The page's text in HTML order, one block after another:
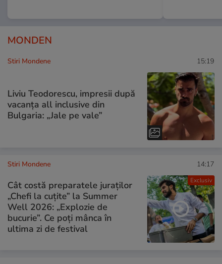
MONDEN
Stiri Mondene 15:19
Liviu Teodorescu, impresii după
vacanța all inclusive din
Bulgaria: „Jale pe vale”
Exclusiv
Stiri Mondene 14:17
Cât costă preparatele juraților
„Chefi la cuțite” la Summer
Well 2026: „Explozie de
bucurie”. Ce poți mânca în
ultima zi de festival